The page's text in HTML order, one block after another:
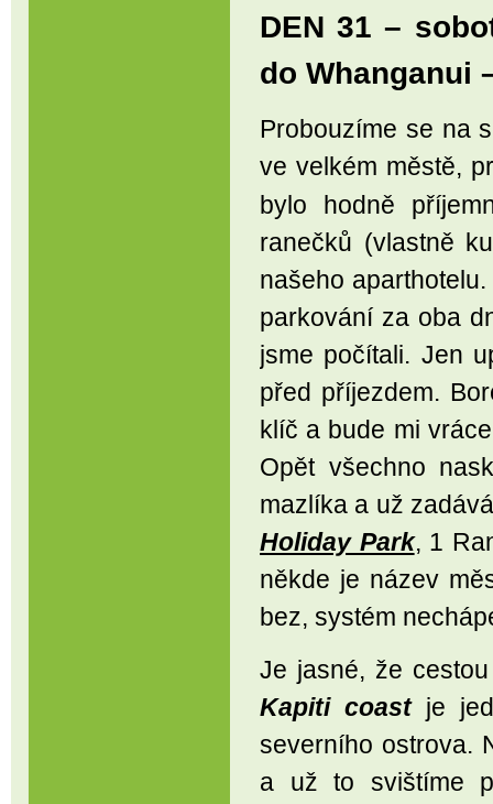
DEN 31 –
do Whanganui
Probouzíme se na
ve velkém městě,
bylo hodně
ranečků (vlastně
našeho
parkování za oba
jsme počítali. Jen
před příjezdem.
klíč a bude mi
Opět všechno
mazlíka a už
Holiday Park, 1
někde je název
bez, systém
Je jasné, že
Kapiti coastje
severního ostrova.
a už to svištíme